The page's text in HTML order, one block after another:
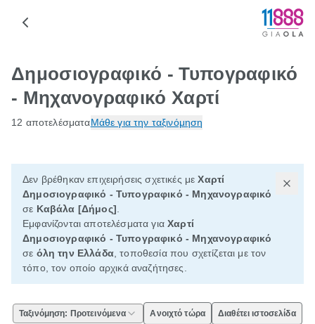
Δημοσιογραφικό - Τυπογραφικό
- Μηχανογραφικό Χαρτί
12 αποτελέσματαΜάθε για την ταξινόμηση
Δεν βρέθηκαν επιχειρήσεις σχετικές μεΧαρτί
Δημοσιογραφικό - Τυπογραφικό - Μηχανογραφικό
σε Καβάλα [Δήμος]
Εμφανίζονται αποτελέσματα γιαΧαρτί
Δημοσιογραφικό - Τυπογραφικό - Μηχανογραφικό
σε όλη την Ελλάδα, τοποθεσία που σχετίζεται με τον
τόπο, τον οποίο αρχικά αναζήτησες.
Ταξινόμηση: Προτεινόμενα Ανοιχτό τώρα Διαθέτει ιστοσελίδα